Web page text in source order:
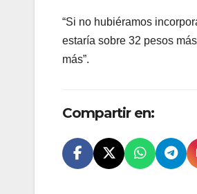
“Si no hubiéramos
estaría sobre 32 pesos
más”.
Compartir en: